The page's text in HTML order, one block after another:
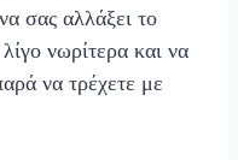
σας αλλάξει το
νωρίτερα και να
να τρέχετε με